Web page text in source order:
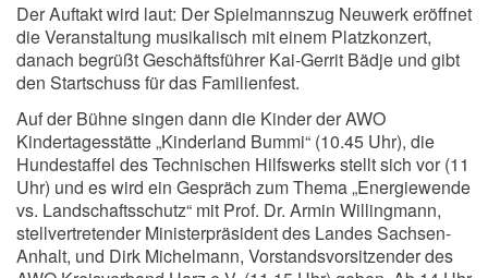
Der Auftakt wird laut: Der Spielmannszug Neuwerk eröffnet
die Veranstaltung musikalisch mit einem Platzkonzert,
danach begrüßt Geschäftsführer Kai-Gerrit Bädje und gibt
den Startschuss für das Familienfest.
Auf der Bühne singen dann die Kinder der AWO
Kindertagesstätte „Kinderland Bummi“ (10.45 Uhr), die
Hundestaffel des Technischen Hilfswerks stellt sich vor (11
Uhr) und es wird ein Gespräch zum Thema „Energiewende
vs. Landschaftsschutz“ mit Prof. Dr. Armin Willingmann,
stellvertretender Ministerpräsident des Landes Sachsen-
Anhalt, und Dirk Michelmann, Vorstandsvorsitzender des